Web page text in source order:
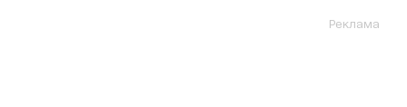
Реклама